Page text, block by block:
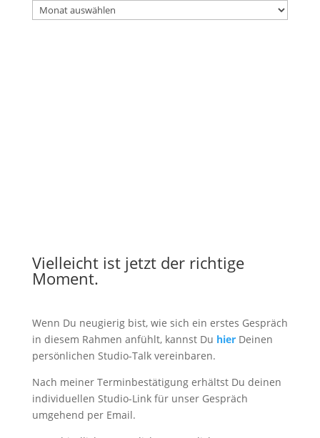
PR
Berater
Vielleicht ist jetzt der richtige
Moment.
Wenn Du neugierig bist, wie sich ein erstes Gespräch
in diesem Rahmen anfühlt, kannst Du hierDeinen
persönlichen Studio-Talk vereinbaren.
Nach meiner Terminbestätigung erhältst Du deinen
individuellen Studio-Link für unser Gespräch
umgehend per Email.